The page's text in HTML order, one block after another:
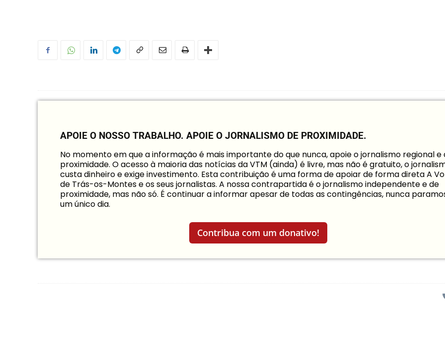
APOIE O NOSSO TRABALHO. APOIE O JORNALISMO DE PROXIMIDADE.
No momento em que a informação é mais importante do que nunca, apoie o jornalismo regional e
proximidade. O acesso à maioria das notícias da VTM (ainda) é livre, mas não é gratuito, o
custa dinheiro e exige investimento. Esta contribuição é uma forma de apoiar de forma direta A
de Trás-os-Montes e os seus jornalistas. A nossa contrapartida é o jornalismo independente e de
proximidade, mas não só. É continuar a informar apesar de todas as contingências, nunca
um único dia.
Contribua com um donativo!